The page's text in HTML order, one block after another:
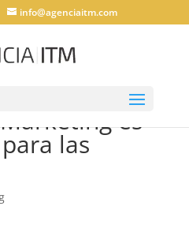
info@agenciaitm.com
es
las